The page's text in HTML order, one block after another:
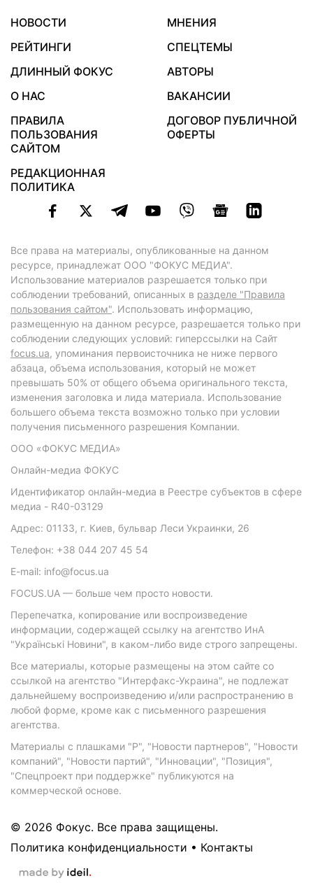
НОВОСТИ
МНЕНИЯ
РЕЙТИНГИ
СПЕЦТЕМЫ
ДЛИННЫЙ ФОКУС
АВТОРЫ
О НАС
ВАКАНСИИ
ПРАВИЛА
ПОЛЬЗОВАНИЯ
САЙТОМ
ДОГОВОР ПУБЛИЧНОЙ
ОФЕРТЫ
РЕДАКЦИОННАЯ
ПОЛИТИКА
Все права на материалы, опубликованные на данном
ресурсе, принадлежат ООО "ФОКУС МЕДИА".
Использование материалов разрешается только при
соблюдении требований, описанных в разделе "Правила
пользования сайтом". Использовать информацию,
размещенную на данном ресурсе, разрешается только при
соблюдении следующих условий: гиперссылки на Сайт
focus.ua, упоминания первоисточника не ниже первого
абзаца, объема использования, который не может
превышать 50% от общего объема оригинального текста,
изменения заголовка и лида материала. Использование
большего объема текста возможно только при условии
получения письменного разрешения Компании.
ООО «ФОКУС МЕДИА»
Онлайн-медиа ФОКУС
Идентификатор онлайн-медиа в Реестре субъектов в сфере
медиа - R40-03129
Адрес: 01133, г. Киев, бульвар Леси Украинки, 26
Телефон: +38 044 207 45 54
E-mail: info@focus.ua
FOCUS.UA — больше чем просто новости.
Перепечатка, копирование или воспроизведение
информации, содержащей ссылку на агентство ИнА
"Українські Новини", в каком-либо виде строго запрещены.
Все материалы, которые размещены на этом сайте со
ссылкой на агентство "Интерфакс-Украина", не подлежат
дальнейшему воспроизведению и/или распространению в
любой форме, кроме как с письменного разрешения
агентства.
Материалы с плашками "Р", "Новости партнеров", "Новости
компаний", "Новости партий", "Инновации", "Позиция",
"Спецпроект при поддержке" публикуются на
коммерческой основе.
© 2026 Фокус. Все права защищены.
Политика конфиденциальности • Контакты